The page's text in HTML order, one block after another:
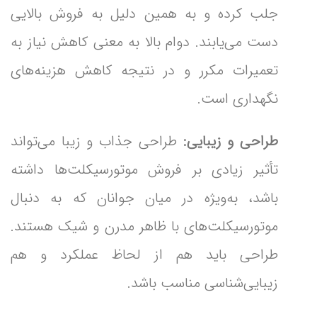
جلب کرده و به همین دلیل به فروش بالایی
دست می‌یابند. دوام بالا به معنی کاهش نیاز به
تعمیرات مکرر و در نتیجه کاهش هزینه‌های
نگهداری است.
طراحی و زیبایی: طراحی جذاب و زیبا می‌تواند
تأثیر زیادی بر فروش موتورسیکلت‌ها داشته
باشد، به‌ویژه در میان جوانان که به دنبال
موتورسیکلت‌های با ظاهر مدرن و شیک هستند.
طراحی باید هم از لحاظ عملکرد و هم
زیبایی‌شناسی مناسب باشد.